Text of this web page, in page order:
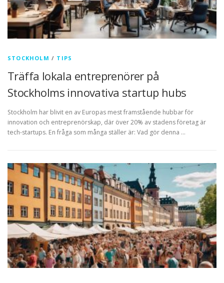
STOCKHOLM / TIPS
Träffa lokala entreprenörer på
Stockholms innovativa startup hubs
Stockholm har blivit en av Europas mest framstående hubbar för
innovation och entreprenörskap, där över 20% av stadens företag är
tech-startups. En fråga som många ställer är: Vad gör denna …